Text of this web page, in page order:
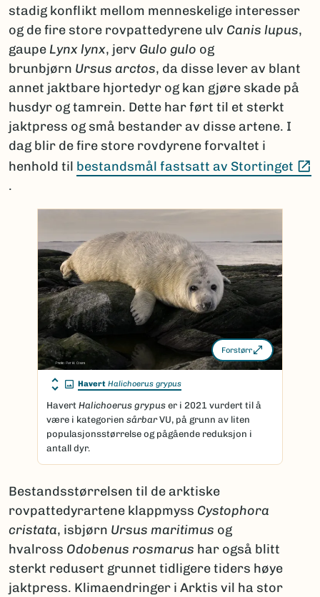
stadig konflikt mellom menneskelige interesser
og de fire store rovpattedyrene ulv Canis lupus,
gaupe Lynx lynx, jerv Gulo gulo og
brunbjørn Ursus arctos, da disse lever av blant
annet jaktbare hjortedyr og kan gjøre skade på
husdyr og tamrein. Dette har ført til et sterkt
jaktpress og små bestander av disse artene. I
dag blir de fire store rovdyrene forvaltet i
henhold til bestandsmål fastsatt av Stortinget
.
Forstørr
Havert Halichoerus grypus
Havert Halichoerus grypus er i 2021 vurdert til å
være i kategorien sårbarVU, på grunn av liten
populasjonsstørrelse og pågående reduksjon i
antall dyr.
Bestandsstørrelsen til de arktiske
rovpattedyrartene klappmyss Cystophora
cristata, isbjørn Ursus maritimus og
hvalross Odobenus rosmarus har også blitt
sterkt redusert grunnet tidligere tiders høye
jaktpress. Klimaendringer i Arktis vil ha stor